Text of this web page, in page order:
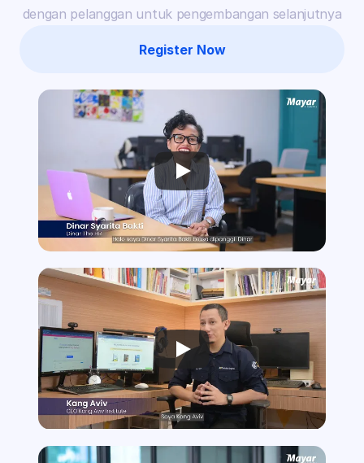
dengan pelanggan untuk pengembangan selanjutnya
Register Now